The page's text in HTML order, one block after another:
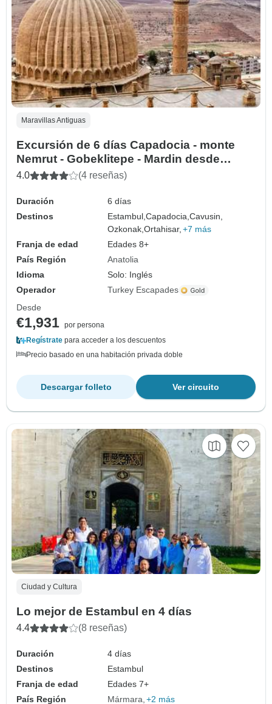
Maravillas Antiguas
Excursión de 6 días Capadocia - monte
Nemrut - Gobeklitepe - Mardin desde
Estambul
4.0 (4 reseñas)
Duración
6 días
Destinos
Estambul,Capadocia,Cavusin,
Ozkonak,Ortahisar, +7 más
Franja de edad
Edades 8+
País Región
Anatolia
Idioma
Solo: Inglés
Operador
Turkey Escapades
Desde
€1,931 por persona
Regístrate para acceder a los descuentos
Precio basado en una habitación privada doble
Ver circuito
Descargar folleto
Ciudad y Cultura
Lo mejor de Estambul en 4 días
4.4 (8 reseñas)
Duración
4 días
Destinos
Estambul
Franja de edad
Edades 7+
País Región
Mármara +2 más